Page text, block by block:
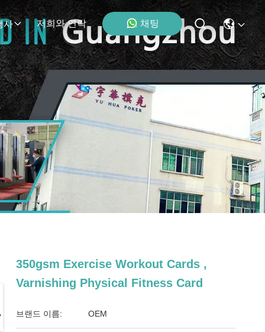
사 저희와 연락 채팅
350gsm Exercise Workout Cards ,
Varnishing Physical Fitness Card
브랜드 이름: OEM